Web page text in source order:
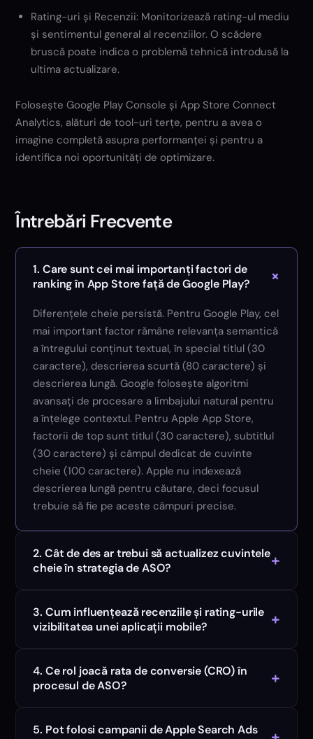
Rating-uri și Recenzii: Monitorizează rating-ul mediu
și sentimentul general al recenziilor. O scădere
bruscă poate indica o problemă tehnică introdusă la
ultima actualizare.
Folosește Google Play Console și App Store Connect
Analytics, alături de tool-uri terțe, pentru a avea o
imagine completă asupra performanței și pentru a
identifica noi oportunități de optimizare.
Întrebări Frecvente
1. Care sunt cei mai importanți factori de
ranking în App Store față de Google Play?
+
Diferențele cheie persistă. Pentru Google Play, cel
mai important factor rămâne relevanța semantică
a întregului conținut textual, în special titlul (30
caractere), descrierea scurtă (80 caractere) și
descrierea lungă. Google folosește algoritmi
avansați de procesare a limbajului natural pentru
a înțelege contextul. Pentru Apple App Store,
factorii de top sunt titlul (30 caractere), subtitlul
(30 caractere) și câmpul dedicat de cuvinte
cheie (100 caractere). Apple nu indexează
descrierea lungă pentru căutare, deci focusul
trebuie să fie pe aceste câmpuri precise.
2. Cât de des ar trebui să actualizez cuvintele
cheie în strategia de ASO?
+
3. Cum influențează recenziile și rating-urile
vizibilitatea unei aplicații mobile?
+
4. Ce rol joacă rata de conversie (CRO) în
procesul de ASO?
+
5. Pot folosi campanii de Apple Search Ads